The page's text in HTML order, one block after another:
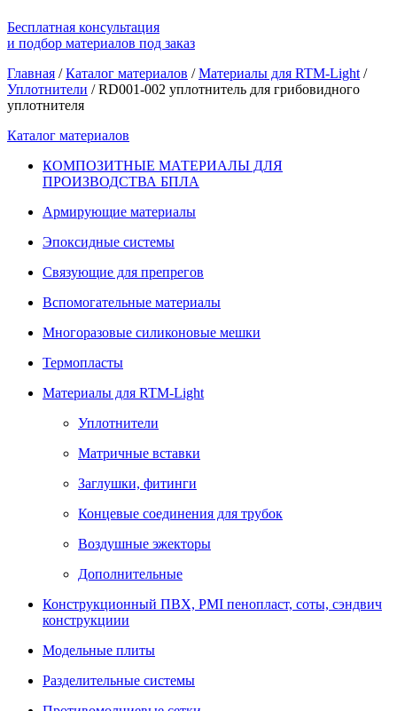
Бесплатная консультация
и подбор материалов под заказ
Главная / Каталог материалов / Материалы для RTM-Light /
Уплотнители /RD001-002 уплотнитель для грибовидного
уплотнителя
Каталог материалов
КОМПОЗИТНЫЕ МАТЕРИАЛЫ ДЛЯ
ПРОИЗВОДСТВА БПЛА
Армирующие материалы
Эпоксидные системы
Связующие для препрегов
Вспомогательные материалы
Многоразовые силиконовые мешки
Термопласты
Материалы для RTM-Light
Уплотнители
Матричные вставки
Заглушки, фитинги
Концевые соединения для трубок
Воздушные эжекторы
Дополнительные
Конструкционный ПВХ, PMI пенопласт, соты, сэндвич
конструкциии
Модельные плиты
Разделительные системы